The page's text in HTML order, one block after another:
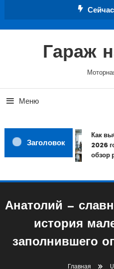
Гараж
Меню
Заголовок
Как
2026
обзор
Анатолий —
история
заполнившего
Главная